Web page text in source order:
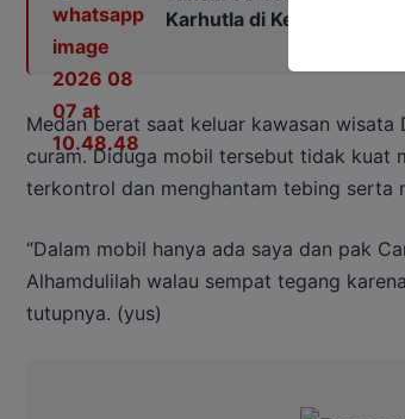
Karhutla di Kebunnya
Medan berat saat keluar kawasan wisata
curam. Diduga mobil tersebut tidak kuat
terkontrol dan menghantam tebing serta
“Dalam mobil hanya ada saya dan pak
Alhamdulilah walau sempat tegang
tutupnya. (yus)